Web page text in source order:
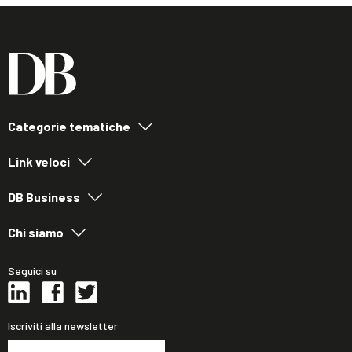
Categorie tematiche
Link veloci
DB Business
Chi siamo
Seguici su
Iscriviti alla newsletter